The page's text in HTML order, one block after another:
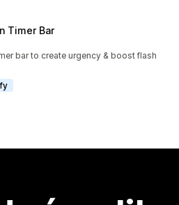
Timer Bar
484
bar to create urgency & boost flash